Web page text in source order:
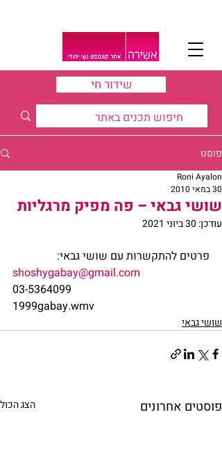
שידור חי
פוסט
שושי גבאי – פה מפיק מרגליות
Roni Ayalon
30 במאי 2010
עודכן: 30 ביוני 2021
פרטים להתקשרות עם שושי גבאי:
shoshygabay@gmail.com
03-5364099
1999gabay.wmv
שושי גבאי
פוסטים אחרונים הצג הכול